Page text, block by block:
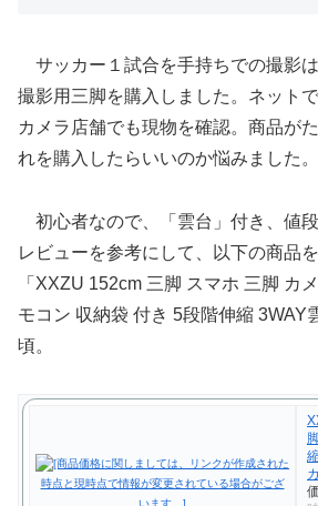
サッカー１試合を手持ちでの撮影
撮影用三脚を購入しました。ネット
カメラ店舗でも現物を確認。商品が
れを購入したらいいのか悩みました。
初心者なので、「雲台」付き、値
レビューを参考にして、以下の商品
「XXZU 152cm 三脚 スマホ 三脚 カ
モコン 収納袋 付き 5段階伸縮 3WAY
頃。